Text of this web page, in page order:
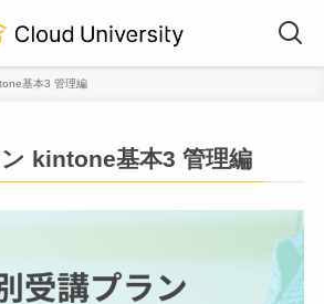
基本3 管理編
kintone基本3 管理編